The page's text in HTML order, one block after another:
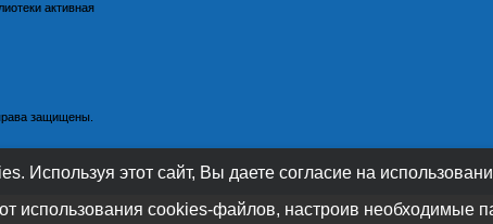
активная
защищены.
Используя этот сайт, Вы даете согласие на
использования cookies-файлов, настроив необходимые